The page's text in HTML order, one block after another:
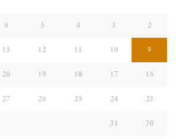
2
3
4
5
6
9
10
11
12
13
16
17
18
19
20
23
24
25
26
27
30
31